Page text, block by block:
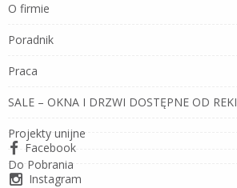
O firmie
Poradnik
Praca
SALE – OKNA I DRZWI DOSTĘPNE OD REKI
Projekty unijne
Do Pobrania
Facebook
Instagram